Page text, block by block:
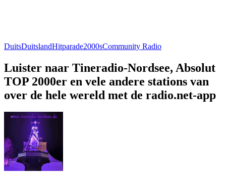
DuitsDuitslandHitparade2000sCommunity Radio
Luister naar Tineradio-Nordsee, Absolut
TOP 2000er en vele andere stations van
over de hele wereld met de radio.net-app